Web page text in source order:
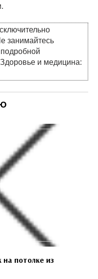
занимайтесь
Здоровье и медицина:
потолке из